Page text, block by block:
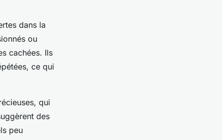
dans la
ou
cachées. Ils
ce qui
qui
des
peu